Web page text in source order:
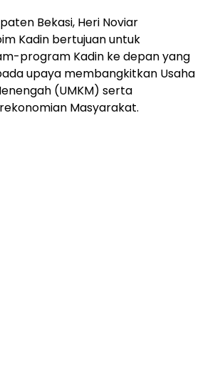
Bekasi, Heri Noviar
Kadin bertujuan untuk
program Kadin ke depan yang
upaya membangkitkan Usaha
(UMKM) serta
Masyarakat.